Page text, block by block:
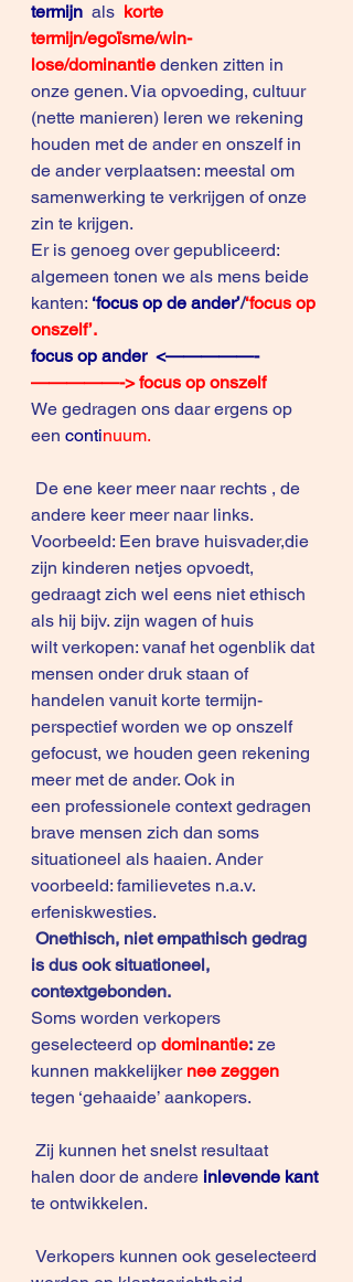
termijn als korte
termijn/egoïsme/win-
lose/dominantie denken zitten in
onze genen. Via opvoeding, cultuur
(nette manieren) leren we rekening
houden met de ander en onszelf in
de ander verplaatsen: meestal om
samenwerking te verkrijgen of onze
zin te krijgen.
Er is genoeg over gepubliceerd:
algemeen tonen we als mens beide
kanten: ‘focus op de ander’/‘focus op
onszelf’.
focus op ander  <—————-
—————-> focus op onszelf
We gedragen ons daar ergens op
een continuum.
andere keer meer naar links.
Voorbeeld: Een brave huisvader,die
zijn kinderen netjes opvoedt,
gedraagt zich wel eens niet ethisch
als hij bijv. zijn wagen of huis
wilt verkopen: vanaf het ogenblik dat
mensen onder druk staan of
handelen vanuit korte termijn-
perspectief worden we op onszelf
gefocust, we houden geen rekening
meer met de ander. Ook in
een professionele context gedragen
brave mensen zich dan soms
situationeel als haaien. Ander
voorbeeld: familievetes n.a.v.
erfeniskwesties.
Onethisch, niet empathisch gedrag
is dus ook situationeel,
contextgebonden.
Soms worden verkopers
geselecteerd op dominantie: ze
kunnen makkelijker nee zeggen
tegen ‘gehaaide’ aankopers.
halen door de andere inlevende kant
te ontwikkelen.